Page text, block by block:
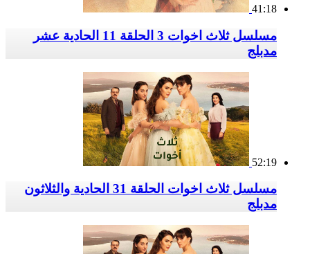
41:18
مسلسل ثلاث اخوات 3 الحلقة 11 الحادية عشر
مدبلج
52:19
مسلسل ثلاث اخوات الحلقة 31 الحادية والثلاثون
مدبلج